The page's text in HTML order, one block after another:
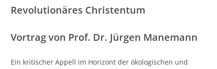
Revolutionäres Christentum
Vortrag von Prof. Dr. Jürgen Manemann
Ein kritischer Appell im Horizont der ökologischen und